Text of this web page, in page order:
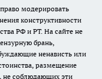
модерировать
конструктивности
РФ и РТ. На сайте не
брань,
ненависть или
размещение
не соблюдающих эти